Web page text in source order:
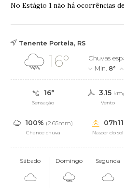
No Estágio 1 não há ocorrências
Tenente Portela, RS
16°
Chuvas
Mín. 8°
16°
Sensação
3.15
Vento
100% (2.65mm)
Chance chuva
07h11
Nascer do sol
Sábado Domingo Segunda